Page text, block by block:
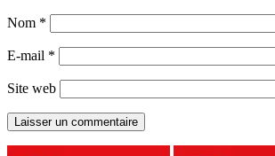
Nom *
E-mail *
Site web